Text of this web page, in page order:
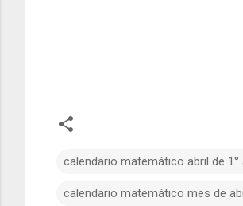
calendario matemático abril de 1°
calendario matemático mes de